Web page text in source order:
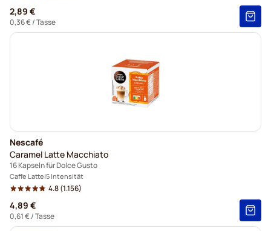
2,89 €
0,36 €/ Tasse
Nescafé
Caramel Latte Macchiato
16 Kapseln für Dolce Gusto
Caffe Latte 5 Intensität
4.8(1.156)
4,89 €
0,61 €/ Tasse